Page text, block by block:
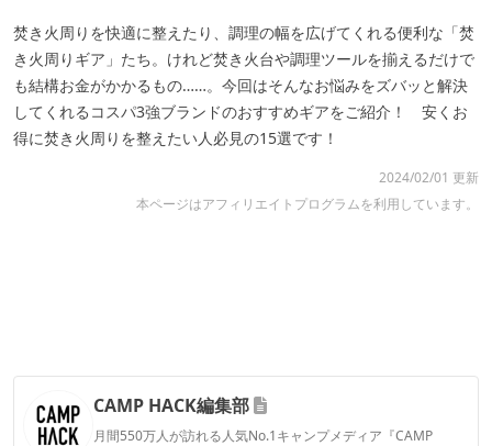
焚き火周りを快適に整えたり、調理の幅を広げてくれる便利な「焚
き火周りギア」たち。けれど焚き火台や調理ツールを揃えるだけで
も結構お金がかかるもの……。今回はそんなお悩みをズバッと解決
してくれるコスパ3強ブランドのおすすめギアをご紹介！ 安くお
得に焚き火周りを整えたい人必見の15選です！
2024/02/01 更新
本ページはアフィリエイトプログラムを利用しています。
CAMP HACK編集部
月間550万人が訪れる人気No.1キャンプメディア『CAMP